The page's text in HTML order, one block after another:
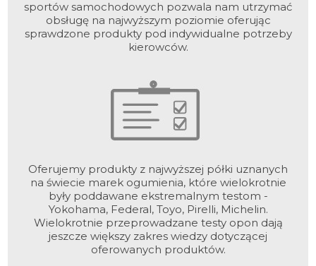
sportów samochodowych pozwala nam utrzymać
obsługę na najwyższym poziomie oferując
sprawdzone produkty pod indywidualne potrzeby
kierowców.
Oferujemy produkty z najwyższej półki uznanych
na świecie marek ogumienia, które wielokrotnie
były poddawane ekstremalnym testom -
Yokohama, Federal, Toyo, Pirelli, Michelin.
Wielokrotnie przeprowadzane testy opon dają
jeszcze większy zakres wiedzy dotyczącej
oferowanych produktów.